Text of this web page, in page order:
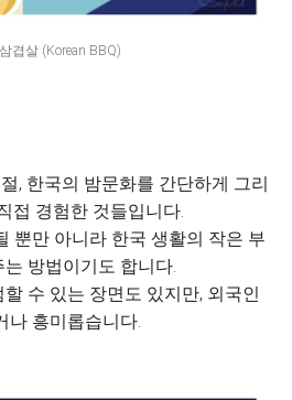
겹살 (Korean BBQ)
, 한국의 밤문화를 간단하게 그리
접 경험한 것들입니다.
뿐만 아니라 한국 생활의 작은 부
방법이기도 합니다.
수 있는 장면도 있지만, 외국인
나 흥미롭습니다.